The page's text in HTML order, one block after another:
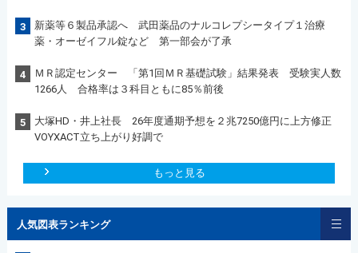
3
新薬等６製品承認へ 武田薬品のナルコレプシータイプ１治療
薬・オーゼイフル錠など 第一部会が了承
4
ＭＲ認定センター 「第1回ＭＲ基礎試験」結果発表 受験実人数
1266人 合格率は３科目ともに85％前後
5
大塚HD・井上社長 26年度通期予想を２兆7250億円に上方修正
VOYXACT立ち上がり好調で
もっと見る
人気図表ランキング